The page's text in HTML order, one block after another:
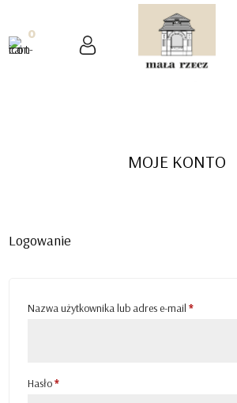
0
MOJE KONTO
Logowanie
Nazwa użytkownika lub adres e-mail*Wymagane
Hasło*Wymagane